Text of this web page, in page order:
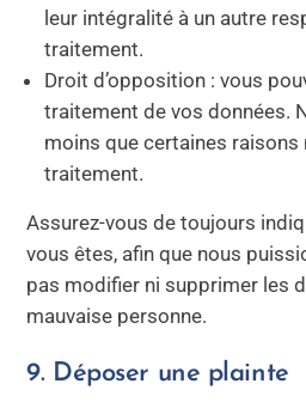
leur intégralité à un autre
traitement.
Droit d’opposition : vous
traitement de vos données.
moins que certaines raisons
traitement.
Assurez-vous de toujours
vous êtes, afin que nous
pas modifier ni supprimer les
mauvaise personne.
9. Déposer une plainte